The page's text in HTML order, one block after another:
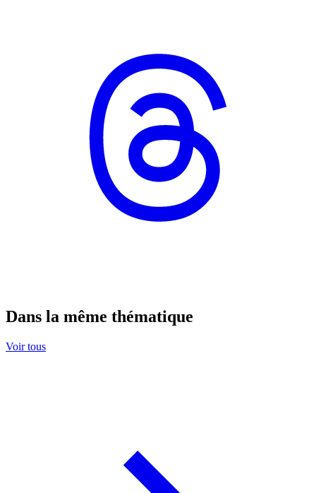
Dans la même thématique
Voir tous